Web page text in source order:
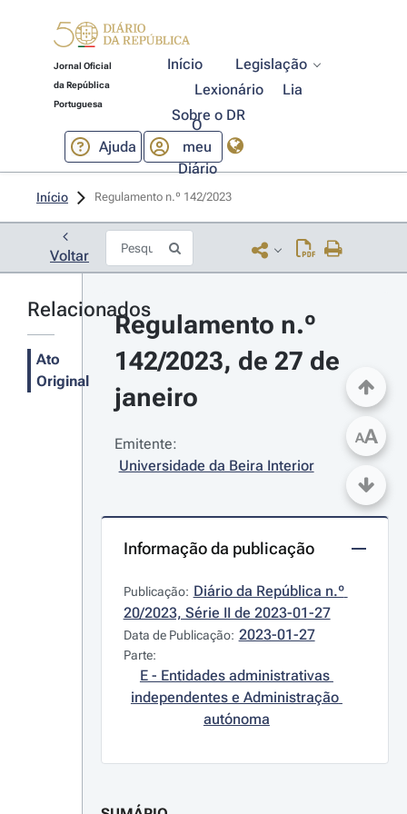
Jornal Oficial
da República
Portuguesa
Início
Legislação
Lexionário
Lia
Sobre o DR
Ajuda
O
meu
Diário
Início Regulamento n.º 142/2023
Voltar
Relacionados
Ato
Original
Regulamento n.º
142/2023, de 27 de
janeiro
Emitente:
Universidade da Beira Interior
Informação da publicação
Publicação: Diário da República n.º
20/2023, Série II de 2023-01-27
Data de Publicação: 2023-01-27
Parte:
E - Entidades administrativas
independentes e Administração
autónoma
AA